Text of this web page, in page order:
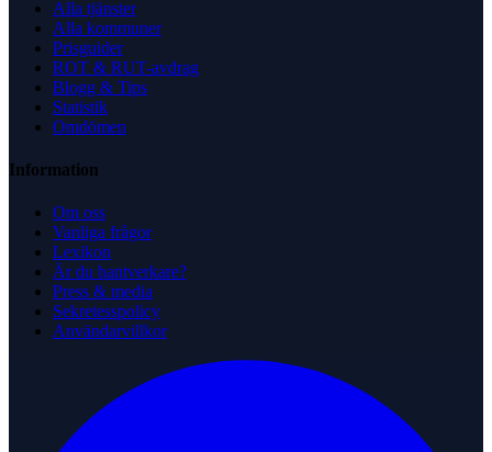
Alla tjänster
Alla kommuner
Prisguider
ROT & RUT-avdrag
Blogg & Tips
Statistik
Omdömen
Information
Om oss
Vanliga frågor
Lexikon
Är du hantverkare?
Press & media
Sekretesspolicy
Användarvillkor